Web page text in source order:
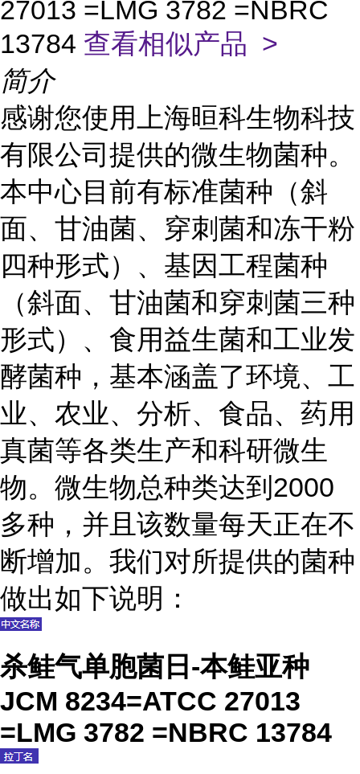
27013 =LMG 3782 =NBRC
13784 查看相似产品 >
简介
感谢您使用上海晅科生物科技
有限公司提供的微生物菌种。
本中心目前有标准菌种（斜
面、甘油菌、穿刺菌和冻干粉
四种形式）、基因工程菌种
（斜面、甘油菌和穿刺菌三种
形式）、食用益生菌和工业发
酵菌种，基本涵盖了环境、工
业、农业、分析、食品、药用
真菌等各类生产和科研微生
物。微生物总种类达到2000
多种，并且该数量每天正在不
断增加。我们对所提供的菌种
做出如下说明：
杀鲑气单胞菌日-本鲑亚种
JCM 8234=ATCC 27013
=LMG 3782 =NBRC 13784